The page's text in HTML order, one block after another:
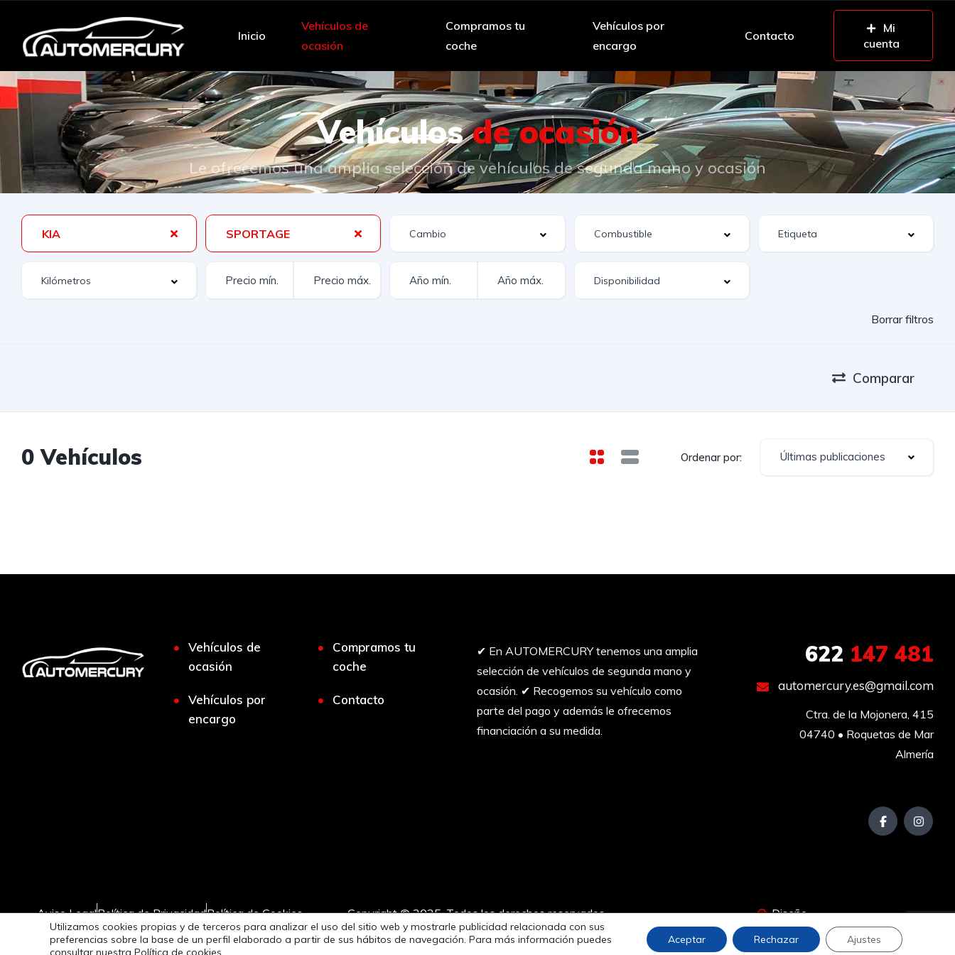
Inicio
Vehículos de
ocasión
Compramos tu
coche
Vehículos por
encargo
Contacto
Mi
cuenta
Vehículosde ocasión
Le ofrecemos una amplia selección de vehículos de segunda mano y ocasión
KIA SPORTAGE
Borrar filtros
Comparar
0 Vehículos Ordenar por: Últimas publicaciones
Vehículos de
ocasión
Compramos tu
coche
Vehículos por
encargo
Contacto
✔︎ En AUTOMERCURY tenemos una amplia
selección de vehículos de segunda mano y
ocasión. ✔︎ Recogemos su vehículo como
parte del pago y además le ofrecemos
financiación a su medida.
622 147 481
automercury.es@gmail.com
Ctra. de la Mojonera, 415
04740 • Roquetas de Mar
Almería
Aviso LegalPolítica de PrivacidadPolítica de Cookies Copyright © 2025. Todos los derechos reservados. Diseño
Utilizamos cookies propias y de terceros para analizar el uso del sitio web y mostrarle publicidad relacionada con sus
preferencias sobre la base de un perfil elaborado a partir de sus hábitos de navegación. Para más información puedes
consultar nuestra Política de cookies.
Aceptar Rechazar Ajustes